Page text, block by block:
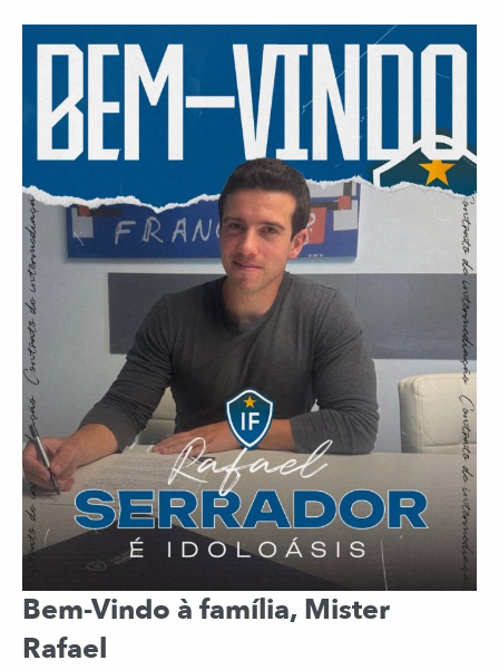
Bem-Vindo à família, Mister
Rafael